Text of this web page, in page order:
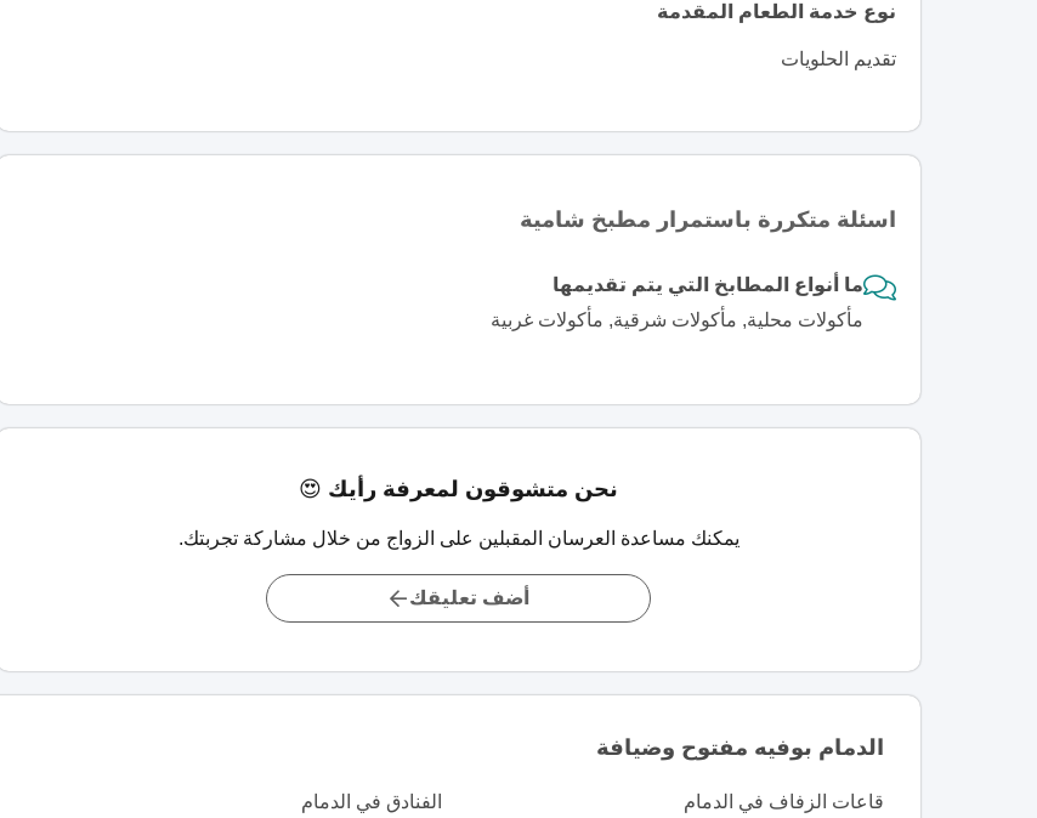
نوع خدمة الطعام المقدمة
تقديم الحلويات
اسئلة متكررة باستمرار مطبخ شامية
ما أنواع المطابخ التي يتم تقديمها
مأكولات محلية, مأكولات شرقية, مأكولات غربية
نحن متشوقون لمعرفة رأيك 😍
يمكنك مساعدة العرسان المقبلين على الزواج من خلال مشاركة تجربتك.
أضف تعليقك
الدمام بوفيه مفتوح وضيافة
قاعات الزفاف في الدمام الفنادق في الدمام